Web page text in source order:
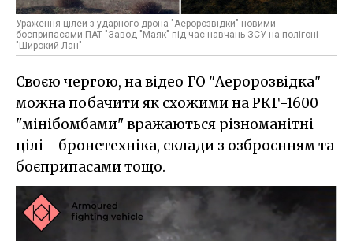
Ураження цілей з ударного дрона "Аеророзвідки" новими
боєприпасами ПАТ "Завод "Маяк" під час навчань ЗСУ на полігоні
"Широкий Лан"
Своєю чергою, на відео ГО "Аеророзвідка"
можна побачити як схожими на РКГ-1600
"мінібомбами" вражаються різноманітні
цілі - бронетехніка, склади з озброєнням та
боєприпасами тощо.